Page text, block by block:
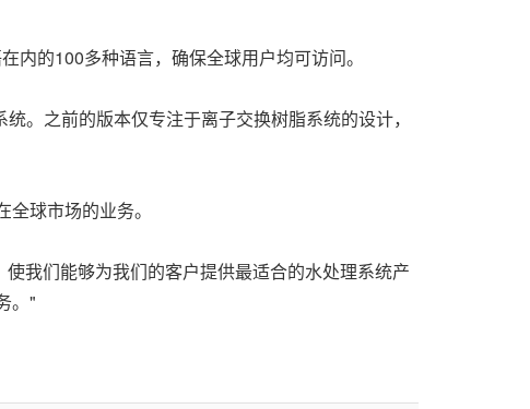
的100多种语言，确保全球用户均可访问。
。之前的版本仅专注于离子交换树脂系统的设计，
球市场的业务。
我们能够为我们的客户提供最适合的水处理系统产
。"